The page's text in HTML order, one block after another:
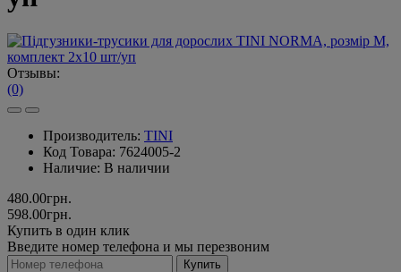
Отзывы:
(0)
Производитель: TINI
Код Товара: 7624005-2
Наличие: В наличии
480.00грн.
598.00грн.
Купить в один клик
Введите номер телефона и мы перезвоним
Купить